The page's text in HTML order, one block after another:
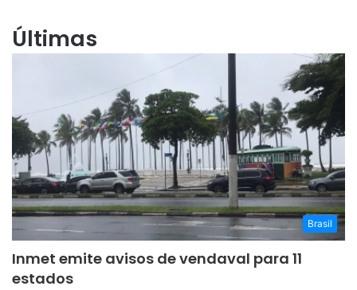
Últimas
Brasil
Inmet emite avisos de vendaval para 11
estados